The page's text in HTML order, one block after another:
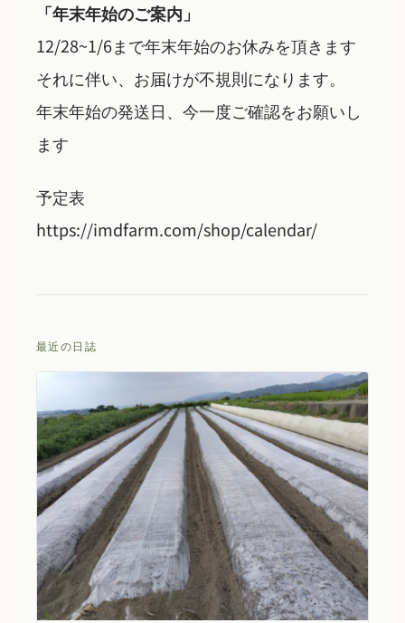
「年末年始のご案内」
12/28~1/6まで年末年始のお休みを頂きます
それに伴い、お届けが不規則になります。
年末年始の発送日、今一度ご確認をお願いし
ます
予定表
https://imdfarm.com/shop/calendar/
最近の日誌